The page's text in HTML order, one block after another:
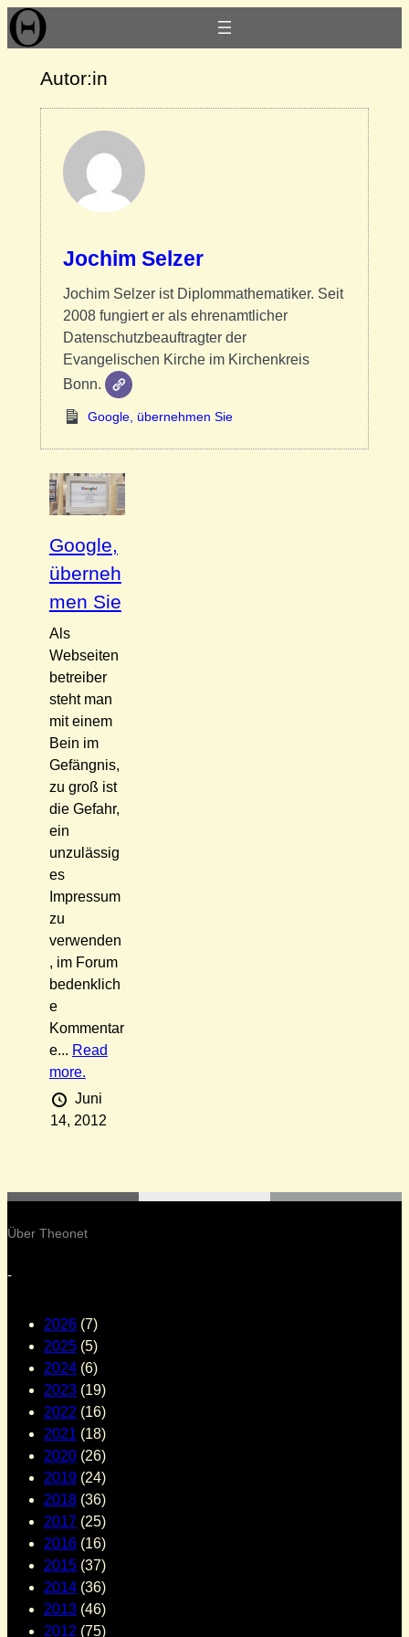
Autor:in
Jochim Selzer
Jochim Selzer ist Diplommathematiker. Seit
2008 fungiert er als ehrenamtlicher
Datenschutzbeauftragter der
Evangelischen Kirche im Kirchenkreis
Bonn.
Google, übernehmen Sie
Google,
überneh
men Sie
Als
Webseiten
betreiber
steht man
mit einem
Bein im
Gefängnis,
zu groß ist
die Gefahr,
ein
unzulässig
es
Impressum
zu
verwenden
, im Forum
bedenklich
e
Kommentar
e... Read
more.
Juni
14, 2012
Über Theonet
-
2026 (7)
2025 (5)
2024 (6)
2023 (19)
2022 (16)
2021 (18)
2020 (26)
2019 (24)
2018 (36)
2017 (25)
2016 (16)
2015 (37)
2014 (36)
2013 (46)
2012 (75)